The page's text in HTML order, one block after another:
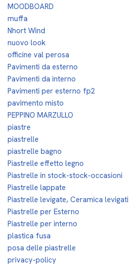
MOODBOARD
muffa
Nhort Wind
nuovo look
officine val perosa
Pavimenti da esterno
Pavimenti da interno
Pavimenti per esterno fp2
pavimento misto
PEPPINO MARZULLO
piastre
piastrelle
piastrelle bagno
Piastrelle effetto legno
Piastrelle in stock-stock-occasioni
Piastrelle lappate
Piastrelle levigate, Ceramica levigati
Piastrelle per Esterno
Piastrelle per interno
plastica fusa
posa delle piastrelle
privacy-policy